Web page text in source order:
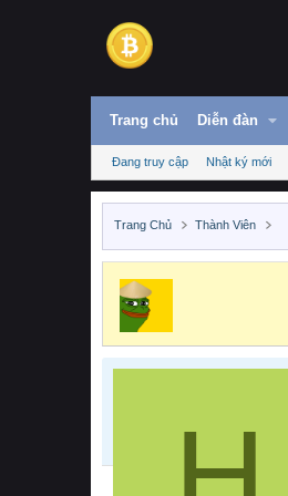
Trang chủ Diễn đàn
Đang truy cập Nhật ký mới
Trang Chủ Thành Viên